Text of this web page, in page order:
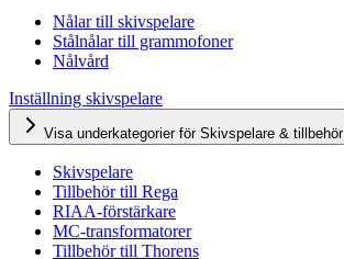
Nålar till skivspelare
Stålnålar till grammofoner
Nålvård
Inställning skivspelare
Visa underkategorier för Skivspelare & tillbehör
Skivspelare
Tillbehör till Rega
RIAA-förstärkare
MC-transformatorer
Tillbehör till Thorens